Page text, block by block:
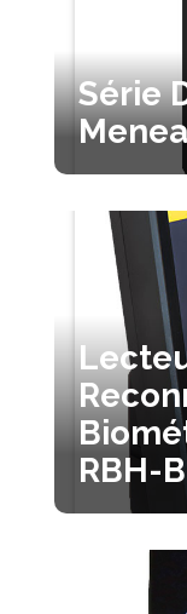
Série
RBH-